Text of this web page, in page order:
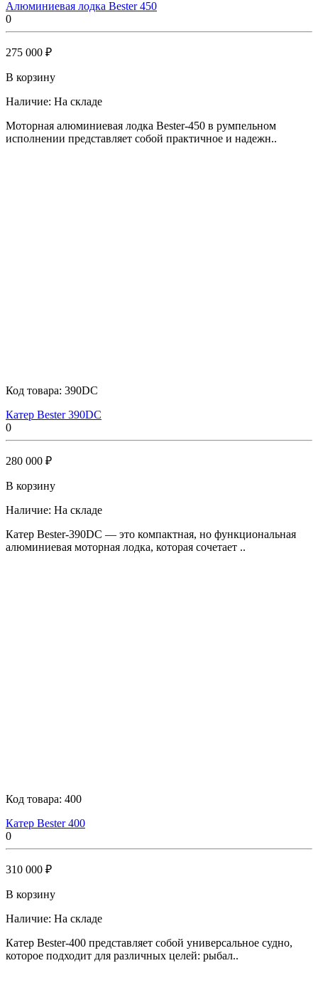
Алюминиевая лодка Bester 450
0
275 000 ₽
В корзину
Наличие: На складе
Моторная алюминиевая лодка Bester-450 в румпельном
исполнении представляет собой практичное и надежн..
Код товара: 390DC
Катер Bester 390DC
0
280 000 ₽
В корзину
Наличие: На складе
Катер Bester-390DC — это компактная, но функциональная
алюминиевая моторная лодка, которая сочетает ..
Код товара: 400
Катер Bester 400
0
310 000 ₽
В корзину
Наличие: На складе
Катер Bester-400 представляет собой универсальное судно,
которое подходит для различных целей: рыбал..